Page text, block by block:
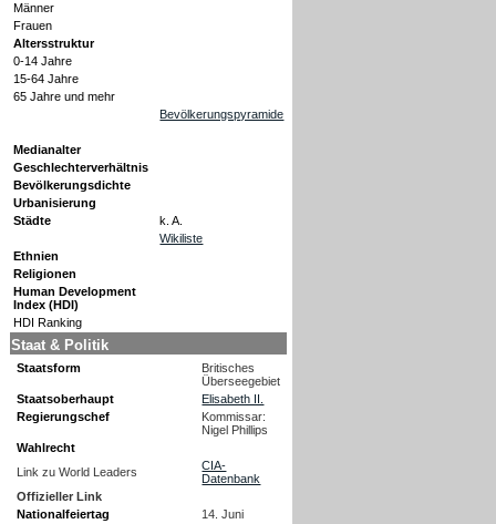
Männer
Frauen
Altersstruktur
0-14 Jahre
15-64 Jahre
65 Jahre und mehr
Bevölkerungspyramide
Medianalter
Geschlechterverhältnis
Bevölkerungsdichte
Urbanisierung
Städte
k. A.
Wikiliste
Ethnien
Religionen
Human Development
Index (HDI)
HDI Ranking
Staat & Politik
Staatsform
Britisches
Überseegebiet
Staatsoberhaupt
Elisabeth II.
Regierungschef
Kommissar:
Nigel Phillips
Wahlrecht
Link zu World Leaders
CIA-
Datenbank
Offizieller Link
Nationalfeiertag
14. Juni